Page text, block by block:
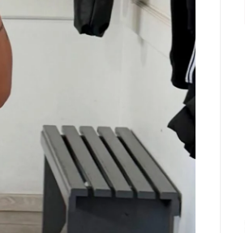
Calor Extremo Na Coreia Do Sul Faz 16
Mortes Com Temperaturas Próximas Dos